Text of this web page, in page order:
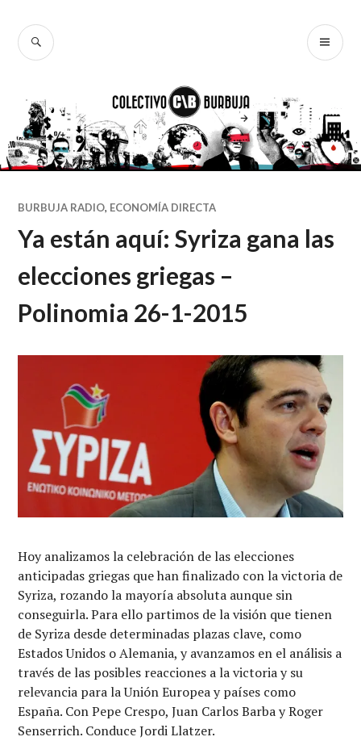
contenido
BUSCAR
BURBUJA RADIO, ECONOMÍA DIRECTA
Ya están aquí: Syriza gana las
elecciones griegas –
Polinomia 26-1-2015
Hoy analizamos la celebración de las elecciones
anticipadas griegas que han finalizado con la victoria de
Syriza, rozando la mayoría absoluta aunque sin
conseguirla. Para ello partimos de la visión que tienen
de Syriza desde determinadas plazas clave, como
Estados Unidos o Alemania, y avanzamos en el análisis a
través de las posibles reacciones a la victoria y su
relevancia para la Unión Europea y países como
España. Con Pepe Crespo, Juan Carlos Barba y Roger
Senserrich. Conduce Jordi Llatzer.